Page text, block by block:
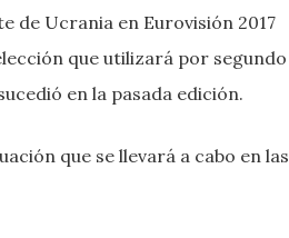
de Ucrania en Eurovisión 2017
que utilizará por segundo
en la pasada edición.
que se llevará a cabo en las